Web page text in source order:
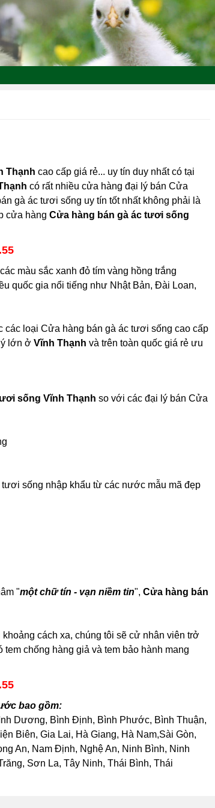
Thạnh cao cấp giá rẻ... uy tín duy nhất có tại
có rất nhiều cửa hàng đại lý bán Cửa
gà ác tươi sống uy tín tốt nhất không phải là
cửa hàng Cửa hàng bán gà ác tươi sống
màu sắc xanh đỏ tím vàng hồng trắng
quốc gia nổi tiếng như Nhật Bản, Đài Loan,
các loại Cửa hàng bán gà ác tươi sống cao cấp
lớn ở Vĩnh Thạnh và trên toàn quốc giá rẻ ưu
sống Vĩnh Thạnh so với các đại lý bán Cửa
sống nhập khẩu từ các nước mẫu mã đẹp
"một chữ tín - vạn niềm tin", Cửa hàng bán
cách xa, chúng tôi sẽ cử nhân viên trở
chống hàng giả và tem bảo hành mang
bao gồm:
Dương, Bình Định, Bình Phước, Bình Thuận,
Biên, Gia Lai, Hà Giang, Hà Nam,Sài Gòn,
An, Nam Định, Nghệ An, Ninh Bình, Ninh
Sơn La, Tây Ninh, Thái Bình, Thái